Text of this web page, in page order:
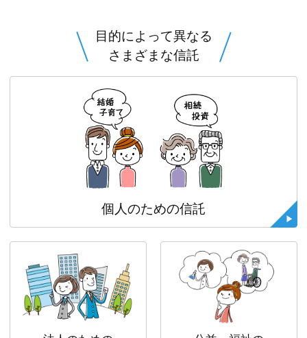
目的によって異なる
さまざまな信託
個人のための信託